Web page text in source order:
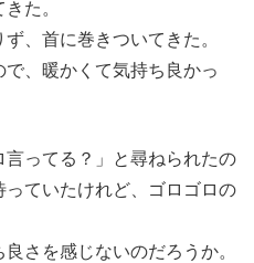
た。
、首に巻きついてきた。
、暖かくて気持ち良かっ
ってる？」と尋ねられたの
ていたけれど、ゴロゴロの
さを感じないのだろうか。